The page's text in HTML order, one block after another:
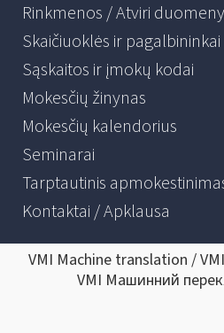
Rinkmenos / Atviri
Skaičiuoklės ir pagalbininkai
Sąskaitos ir įmokų kodai
Mokesčių žinynas
Mokesčių kalendorius
Seminarai
Tarptautinis
Kontaktai / Apklausa
VMI Machine translation /
VMI Машинний